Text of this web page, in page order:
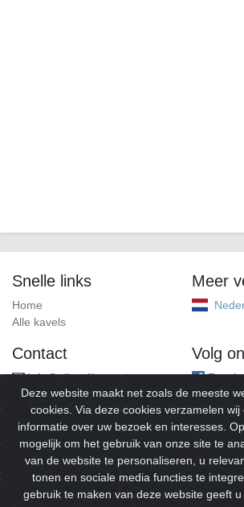
Snelle links
Home
Alle kavels
Meer
Contact
info@alleveilingen.net
Volg
© 2026Alleveilingen.Alle rechten
Deze website maakt net zoals de meeste
cookies. Via deze cookies verzamelen
informatie over uw bezoek en interesses.
mogelijk om het gebruik van onze site te
van de website te personaliseren, u
tonen en sociale media functies te
gebruik te maken van deze website geeft